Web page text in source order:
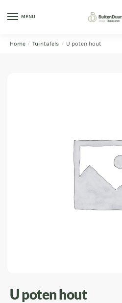
MENU
Home / Tuintafels / U poten hout
U poten hout